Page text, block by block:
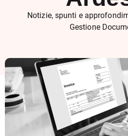
Notizie, spunti e
Gestione